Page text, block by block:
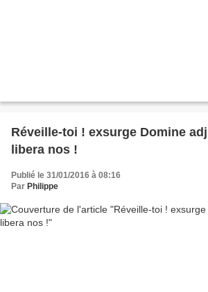
Réveille-toi ! exsurge Domine
libera nos !
Publié le 31/01/2016 à 08:16
Par Philippe